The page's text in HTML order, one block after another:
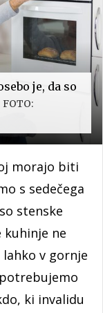
je, da so
FOTO:
morajo biti
s sedečega
stenske
kuhinje ne
v gornje
ki invalidu